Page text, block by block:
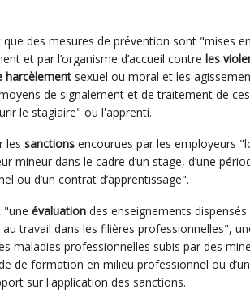
des mesures de prévention sont "mises
et par l’organisme d’accueil contre les
harcèlement sexuel ou moral et les
de signalement et de traitement de ces
le stagiaire" ou l'apprenti.
les sanctions encourues par les employeurs
mineur dans le cadre d’un stage, d’une
ou d’un contrat d’apprentissage".
"une évaluation des enseignements dispensés
travail dans les filières professionnelles",
maladies professionnelles subis par des
de formation en milieu professionnel ou
sur l'application des sanctions.